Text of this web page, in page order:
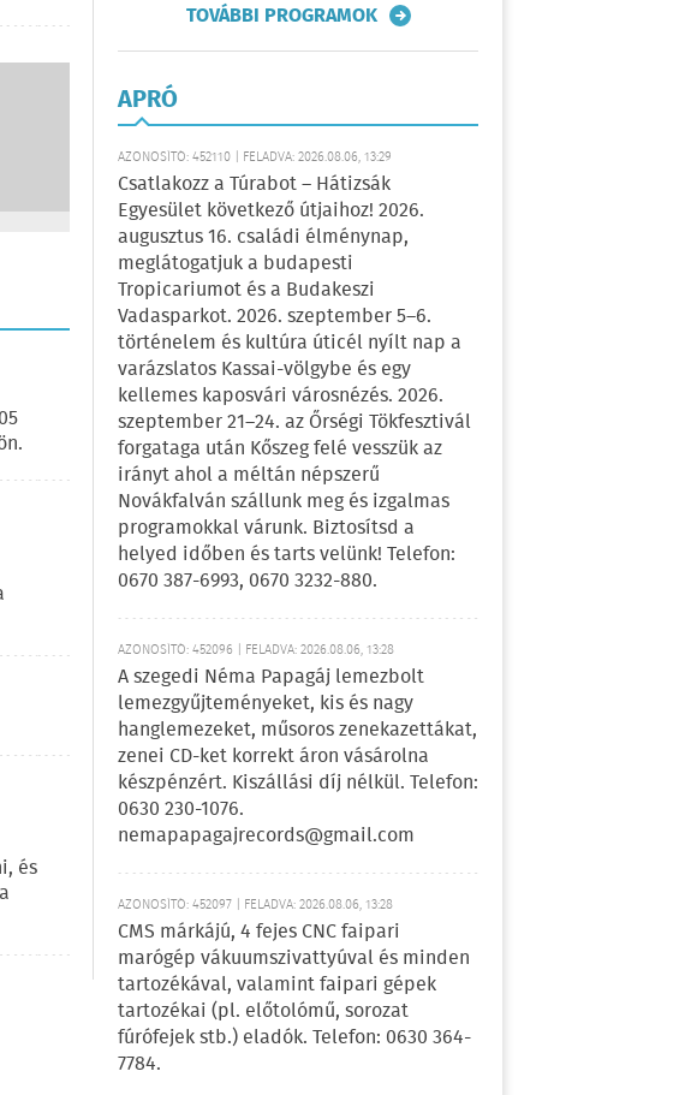
és
TOVÁBBI PROGRAMOK
APRÓ
AZONOSÍTÓ: 452110 | FELADVA: 2026.08.06, 13:29
Csatlakozz a Túrabot – Hátizsák
Egyesület következő útjaihoz! 2026.
augusztus 16. családi élménynap,
meglátogatjuk a budapesti
Tropicariumot és a Budakeszi
Vadasparkot. 2026. szeptember 5–6.
történelem és kultúra úticél nyílt nap a
varázslatos Kassai-völgybe és egy
kellemes kaposvári városnézés. 2026.
szeptember 21–24. az Őrségi Tökfesztivál
forgataga után Kőszeg felé vesszük az
irányt ahol a méltán népszerű
Novákfalván szállunk meg és izgalmas
programokkal várunk. Biztosítsd a
helyed időben és tarts velünk! Telefon:
0670 387-6993, 0670 3232-880.
AZONOSÍTÓ: 452096 | FELADVA: 2026.08.06, 13:28
A szegedi Néma Papagáj lemezbolt
lemezgyűjteményeket, kis és nagy
hanglemezeket, műsoros zenekazettákat,
zenei CD-ket korrekt áron vásárolna
készpénzért. Kiszállási díj nélkül. Telefon:
0630 230-1076.
nemapapagajrecords@gmail.com
AZONOSÍTÓ: 452097 | FELADVA: 2026.08.06, 13:28
CMS márkájú, 4 fejes CNC faipari
marógép vákuumszivattyúval és minden
tartozékával, valamint faipari gépek
tartozékai (pl. előtolómű, sorozat
fúrófejek stb.) eladók. Telefon: 0630 364-
7784.